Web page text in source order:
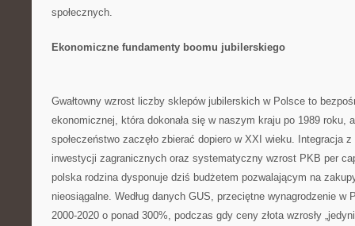
społecznych.
Ekonomiczne fundamenty boomu jubilerskiego
Gwałtowny wzrost liczby sklepów jubilerskich w Polsce to
ekonomicznej, która dokonała się w naszym kraju po 1989 roku,
społeczeństwo zaczęło zbierać dopiero w XXI wieku. Integracja z
inwestycji zagranicznych oraz systematyczny wzrost PKB per
polska rodzina dysponuje dziś budżetem pozwalającym na
nieosiągalne. Według danych GUS, przeciętne wynagrodzenie w
2000-2020 o ponad 300%, podczas gdy ceny złota wzrosły